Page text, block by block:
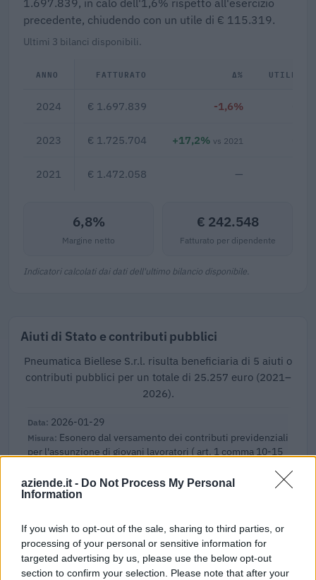
aziende.it - Do Not Process My Personal
Information
If you wish to opt-out of the sale, sharing to third parties, or
processing of your personal or sensitive information for
targeted advertising by us, please use the below opt-out
section to confirm your selection. Please note that after your
precedente, chiudendo con un utile di € 115.319.
Ultimi 3 bilanci disponibili.
ANNO FATTURATO Δ% UTILE/
2024 € 1.697.839 -1,6%
2023 € 1.725.704 +17,2% vs 2021
2021 € 1.472.058 —
6,8%
Margine netto
€ 242.548
Fatturato per dipendente
Indicatori calcolati dai dati dell'ultimo bilancio disponibile.
Aiuti di Stato e contributi pubblici
Pneumatica Biellese S.r.l. risulta beneficiaria di 5 aiuti o
contributi pubblici per un totale di 25.257 euro (2021–
2026).
2026-01-29
Esonero dal versamento dei contributi previdenziali
per l'assunzione di giovani lavoratori ( art. 1 comma 10-15
inps
6.185 euro
2025-02-03
Esonero dal versamento dei contributi previdenziali
per l'assunzione di giovani lavoratori ( art. 1 comma 10-15
L. 178/